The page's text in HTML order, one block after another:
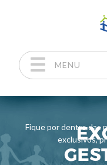
MENU
Fique por dentro das
exclusivos,